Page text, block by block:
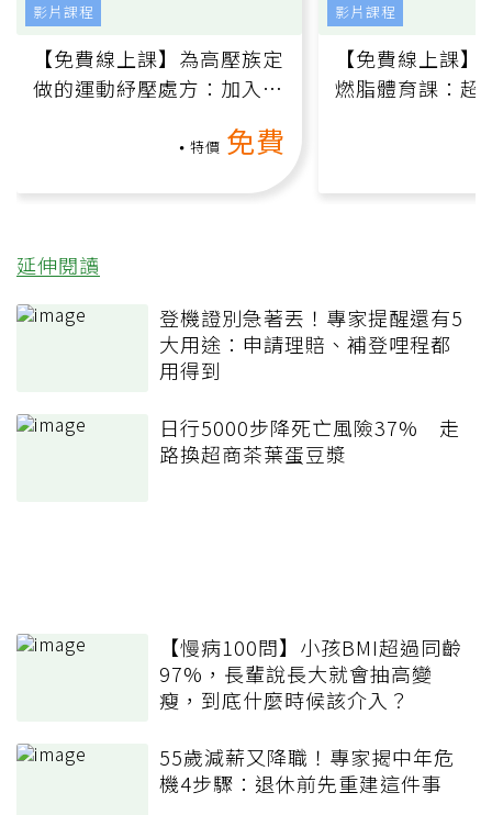
【免費線上課】為高壓族定
做的運動紓壓處方：加入行
特價 免費
影片課程
【免費線上課
燃脂體育課：超
影片課程
延伸閱讀
登機證別急著丟！專家提醒還有5
大用途：申請理賠、補登哩程都
用得到
日行5000步降死亡風險37% 走
路換超商茶葉蛋豆漿
【慢病100問】小孩BMI超過同齡
97%，長輩說長大就會抽高變
瘦，到底什麼時候該介入？
55歲減薪又降職！專家揭中年危
機4步驟：退休前先重建這件事